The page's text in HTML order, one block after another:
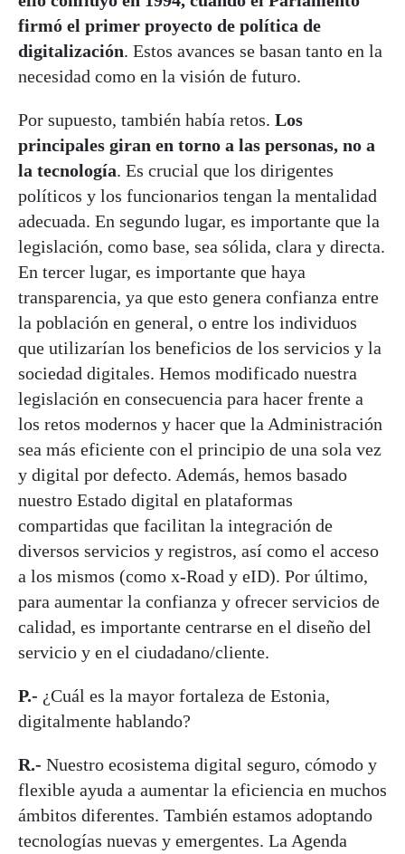
firmó el primer proyecto de política de
digitalización. Estos avances se basan tanto en la
necesidad como en la visión de futuro.
Por supuesto, también había retos. Los
principales giran en torno a las personas, no a
la tecnología. Es crucial que los dirigentes
políticos y los funcionarios tengan la mentalidad
adecuada. En segundo lugar, es importante que la
legislación, como base, sea sólida, clara y directa.
En tercer lugar, es importante que haya
transparencia, ya que esto genera confianza entre
la población en general, o entre los individuos
que utilizarían los beneficios de los servicios y la
sociedad digitales. Hemos modificado nuestra
legislación en consecuencia para hacer frente a
los retos modernos y hacer que la Administración
sea más eficiente con el principio de una sola vez
y digital por defecto. Además, hemos basado
nuestro Estado digital en plataformas
compartidas que facilitan la integración de
diversos servicios y registros, así como el acceso
a los mismos (como x-Road y eID). Por último,
para aumentar la confianza y ofrecer servicios de
calidad, es importante centrarse en el diseño del
servicio y en el ciudadano/cliente.
P.- ¿Cuál es la mayor fortaleza de Estonia,
digitalmente hablando?
R.- Nuestro ecosistema digital seguro, cómodo y
flexible ayuda a aumentar la eficiencia en muchos
ámbitos diferentes. También estamos adoptando
tecnologías nuevas y emergentes. La Agenda